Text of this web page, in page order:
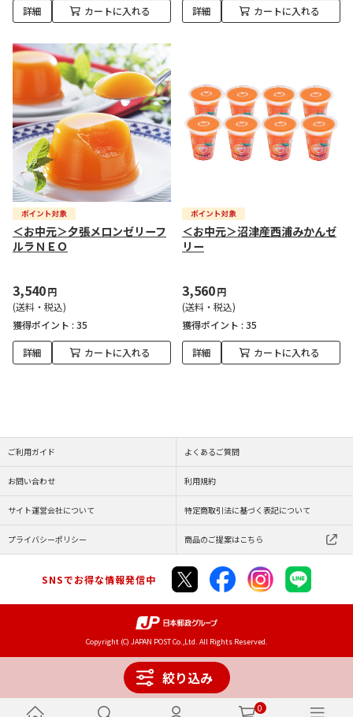
0
絞り込み
詳細 カートに入れる 詳細 カートに入れる
＜お中元＞夕張メロンゼリーフ
ルラＮＥＯ
3,540円
(送料・税込)
獲得ポイント : 35
詳細 カートに入れる
＜お中元＞沼津産西浦みかんゼ
リー
3,560円
(送料・税込)
獲得ポイント : 35
詳細 カートに入れる
ご利用ガイド よくあるご質問
お問い合わせ 利用規約
サイト運営会社について 特定商取引法に基づく表記について
プライバシーポリシー 商品のご提案はこちら
SNSでお得な情報発信中
Copyright (C) JAPAN POST Co.,Ltd. All Rights Reserved.